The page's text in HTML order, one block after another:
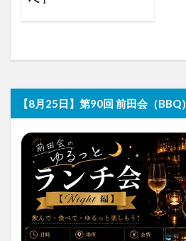
【8月25日】第90回 前田会（BBQ）